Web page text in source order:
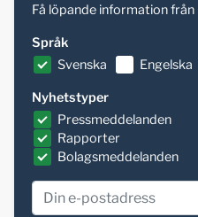
Få löpande information
Språk
Svenska
Engelska
Nyhetstyper
Pressmeddelanden
Rapporter
Bolagsmeddelanden